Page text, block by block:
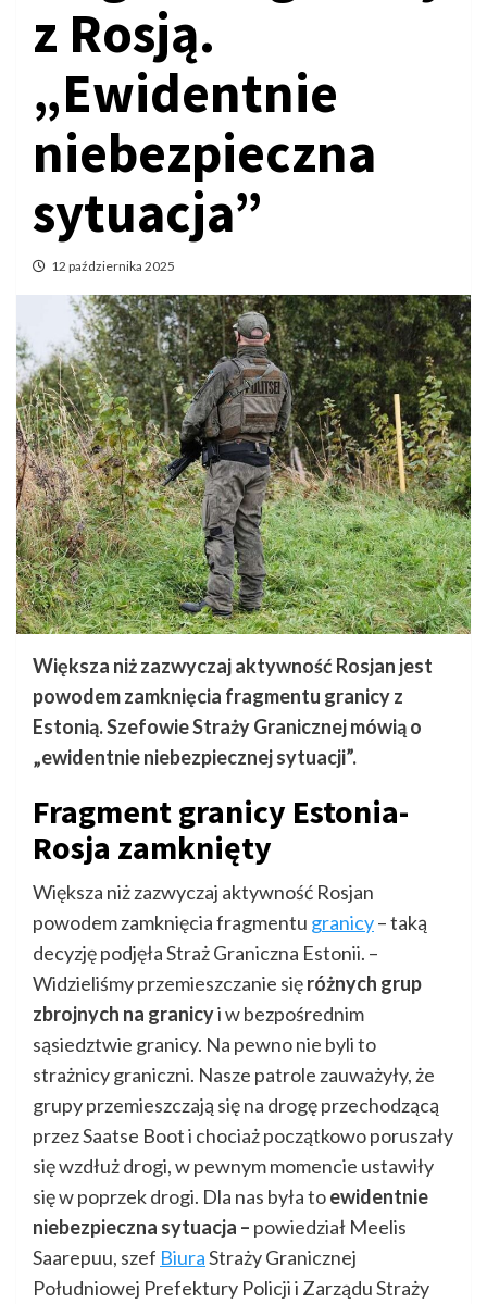
z Rosją.
„Ewidentnie
niebezpieczna
sytuacja”
12 października 2025
Większa niż zazwyczaj aktywność Rosjan jest
powodem zamknięcia fragmentu granicy z
Estonią. Szefowie Straży Granicznej mówią o
„ewidentnie niebezpiecznej sytuacji”.
Fragment granicy Estonia-
Rosja zamknięty
Większa niż zazwyczaj aktywność Rosjan
powodem zamknięcia fragmentu granicy– taką
decyzję podjęła Straż Graniczna Estonii. –
Widzieliśmy przemieszczanie sięróżnych grup
zbrojnych na granicyi w bezpośrednim
sąsiedztwie granicy. Na pewno nie byli to
strażnicy graniczni. Nasze patrole zauważyły, że
grupy przemieszczają się na drogę przechodzącą
przez Saatse Boot i chociaż początkowo poruszały
się wzdłuż drogi, w pewnym momencie ustawiły
się w poprzek drogi. Dla nas była toewidentnie
niebezpieczna sytuacja – powiedział Meelis
Saarepuu, szef BiuraStraży Granicznej
Południowej Prefektury Policji i Zarządu Straży